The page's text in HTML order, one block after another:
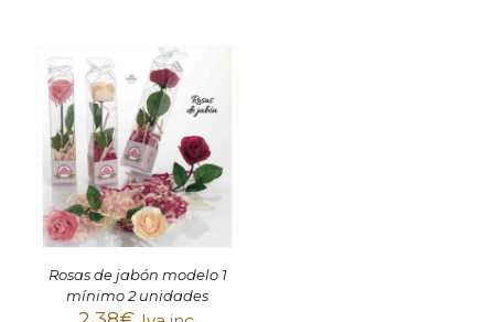
Rosas de jabón modelo 1
mínimo 2 unidades